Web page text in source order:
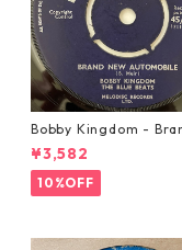
Bobby Kingdom -
w Automobile【7-
¥3,582
10%OFF